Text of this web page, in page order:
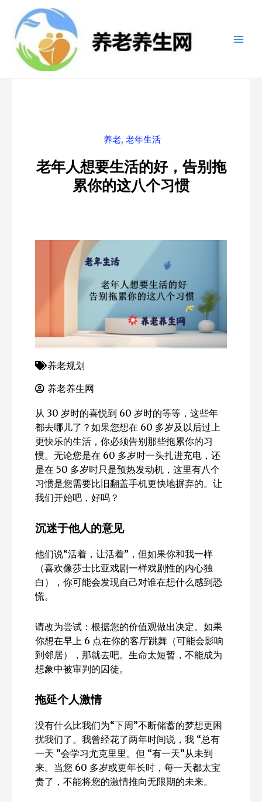
养老, 老年生活
老年人想要生活的好，告别拖
累你的这八个习惯
养老规划
养老养生网
从 30 岁时的喜悦到 60 岁时的等等，这些年
都去哪儿了？如果您想在 60 多岁及以后过上
更快乐的生活，你必须告别那些拖累你的习
惯。无论您是在 60 多岁时一头扎进充电，还
是在 50 多岁时只是预热发动机，这里有八个
习惯是您需要比旧翻盖手机更快地摒弃的。让
我们开始吧，好吗？
沉迷于他人的意见
他们说“活着，让活着”，但如果你和我一样
（喜欢像莎士比亚戏剧一样戏剧性的内心独
白），你可能会发现自己对谁在想什么感到恐
慌。
请改为尝试：根据您的价值观做出决定。如果
你想在早上 6 点在你的客厅跳舞（可能会影响
到邻居），那就去吧。生命太短暂，不能成为
想象中被审判的囚徒。
拖延个人激情
没有什么比我们为“下周”不断储蓄的梦想更困
扰我们了。我曾经花了两年时间说，我 “总有
一天 ”会学习尤克里里。但 “有一天”从未到
来。当您 60 多岁或更年长时，每一天都太宝
贵了，不能将您的激情推向无限期的未来。